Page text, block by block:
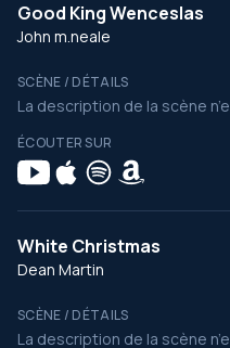
Good King Wenceslas
John m.neale
SCÈNE / DÉTAILS
La description de la scène
ÉCOUTER SUR
White Christmas
Dean Martin
SCÈNE / DÉTAILS
La description de la scène